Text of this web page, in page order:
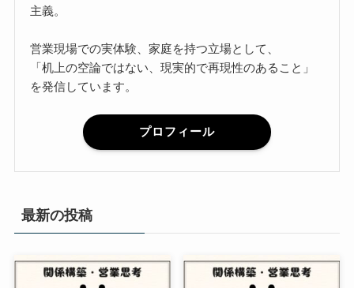
主義。
営業現場での実体験、家庭を持つ立場として、
「机上の空論ではない、現実的で再現性のあること」
を発信しています。
プロフィール
最新の投稿